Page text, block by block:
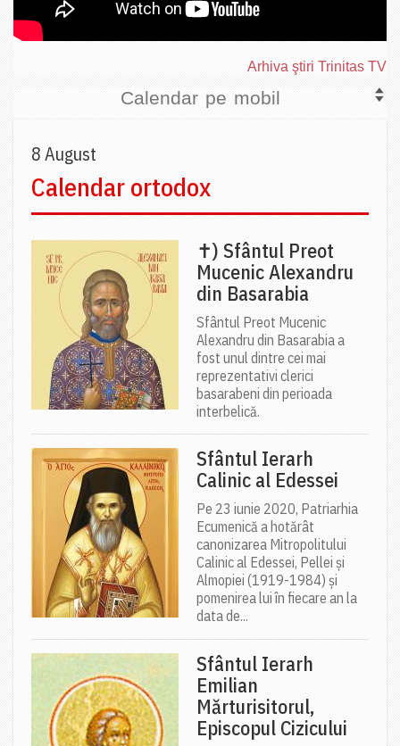
Arhiva ştiri Trinitas TV
Calendar pe mobil
8 August
Calendar ortodox
✝) Sfântul Preot
Mucenic Alexandru
din Basarabia
Sfântul Preot Mucenic
Alexandru din Basarabia a
fost unul dintre cei mai
reprezentativi clerici
basarabeni din perioada
interbelică.
Sfântul Ierarh
Calinic al Edessei
Pe 23 iunie 2020, Patriarhia
Ecumenică a hotărât
canonizarea Mitropolitului
Calinic al Edessei, Pellei și
Almopiei (1919-1984) și
pomenirea lui în fiecare an la
data de...
Sfântul Ierarh
Emilian
Mărturisitorul,
Episcopul Cizicului